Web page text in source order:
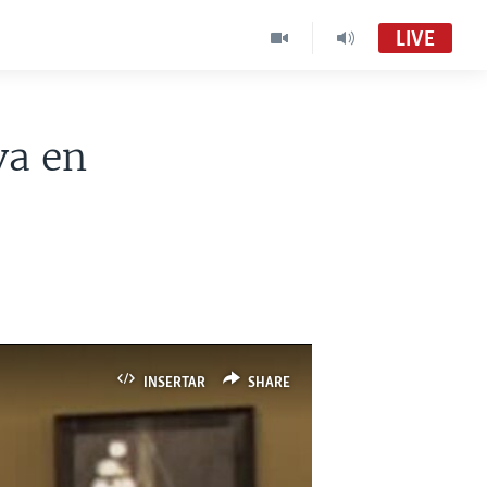
LIVE
en
INSERTAR SHARE